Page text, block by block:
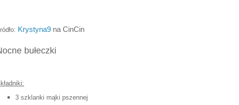
Krystyna9 na CinCin
bułeczki
3 szklanki mąki pszennej